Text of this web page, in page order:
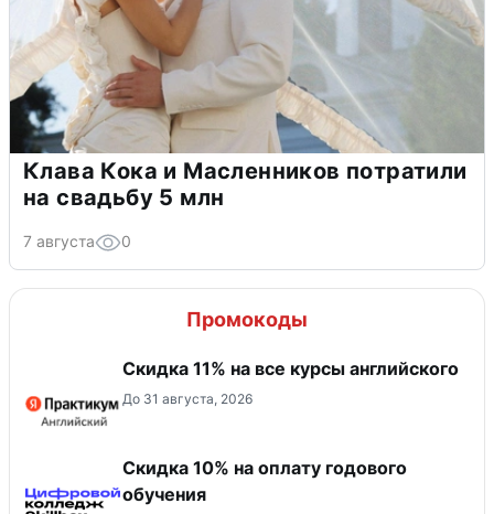
Клава Кока и Масленников потратили
на свадьбу 5 млн
7 августа 0
Промокоды
Скидка 11% на все курсы английского
До 31 августа, 2026
Скидка 10% на оплату годового
обучения